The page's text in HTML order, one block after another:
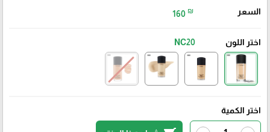
السعر 160 ₪
اختر اللون NC20
اختر الكمية